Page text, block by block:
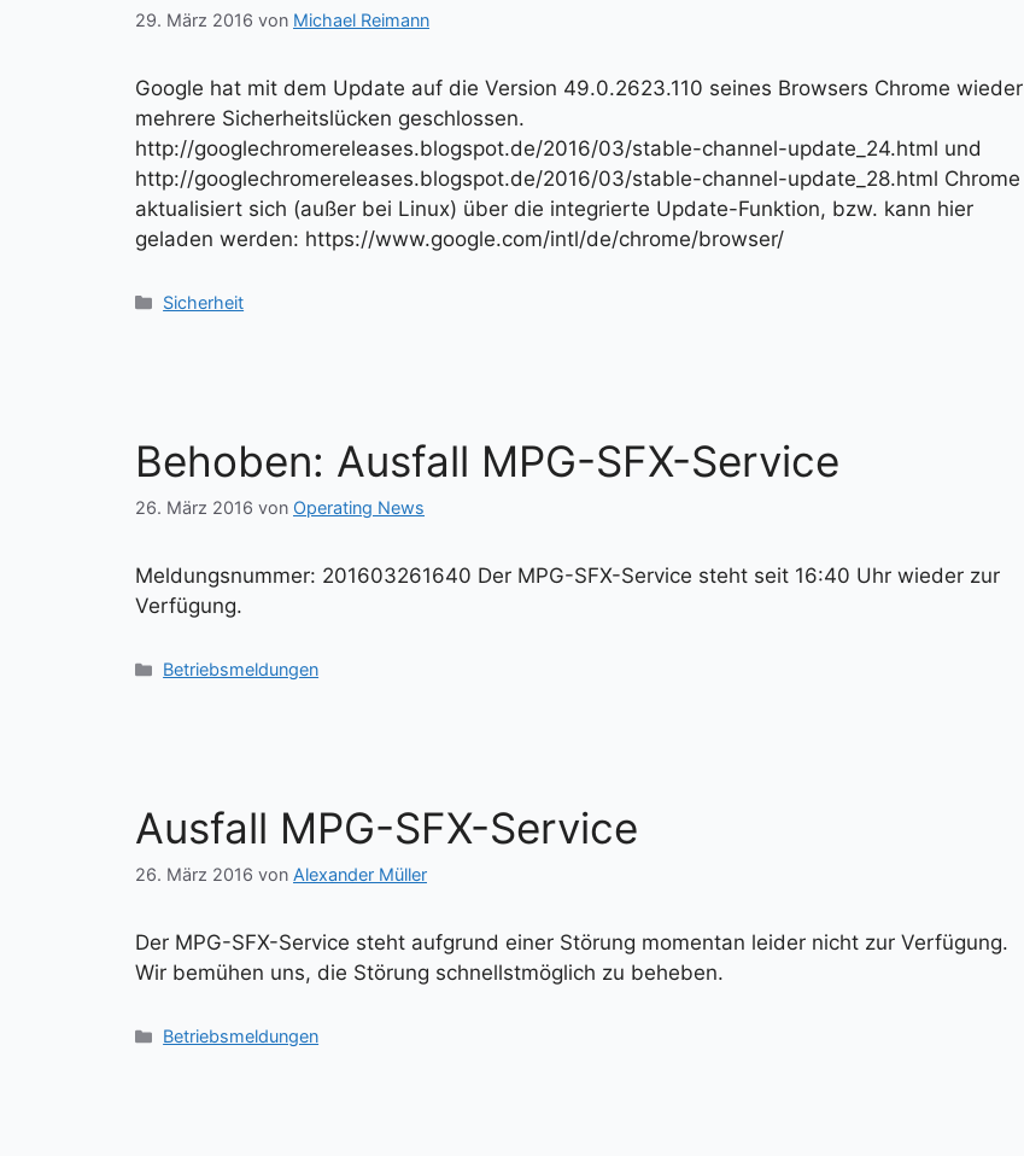
29. März 2016 von Michael Reimann
Google hat mit dem Update auf die Version 49.0.2623.110 seines Browsers Chrome wieder
mehrere Sicherheitslücken geschlossen.
http://googlechromereleases.blogspot.de/2016/03/stable-channel-update_24.html und
http://googlechromereleases.blogspot.de/2016/03/stable-channel-update_28.html Chrome
aktualisiert sich (außer bei Linux) über die integrierte Update-Funktion, bzw. kann hier
geladen werden: https://www.google.com/intl/de/chrome/browser/
Kategorien
Sicherheit
Behoben: Ausfall MPG-SFX-Service
26. März 2016 von Operating News
Meldungsnummer: 201603261640 Der MPG-SFX-Service steht seit 16:40 Uhr wieder zur
Verfügung.
Kategorien
Betriebsmeldungen
Ausfall MPG-SFX-Service
26. März 2016 von Alexander Müller
Der MPG-SFX-Service steht aufgrund einer Störung momentan leider nicht zur Verfügung.
Wir bemühen uns, die Störung schnellstmöglich zu beheben.
Kategorien
Betriebsmeldungen